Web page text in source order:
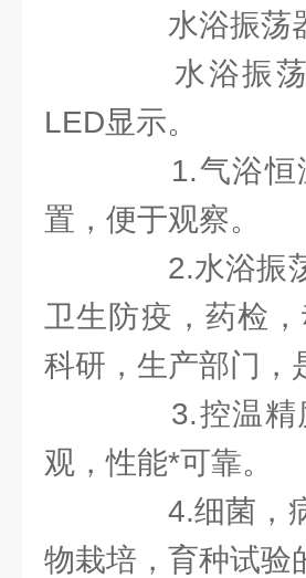
水浴振荡器
水浴振荡
LED显示。
1.气浴恒温
置，便于观察。
2.水浴振荡
卫生防疫，药检
科研，生产部门，
3.控温精度
观，性能*可靠。
4.细菌，病
物栽培，育种试验